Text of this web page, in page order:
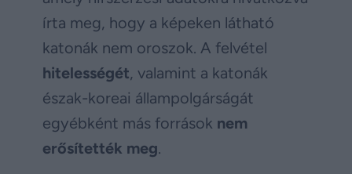
írta meg, hogy a képeken látható
katonák nem oroszok. A felvétel
hitelességét, valamint a katonák
észak-koreai állampolgárságát
egyébként más források nem
erősítették meg.